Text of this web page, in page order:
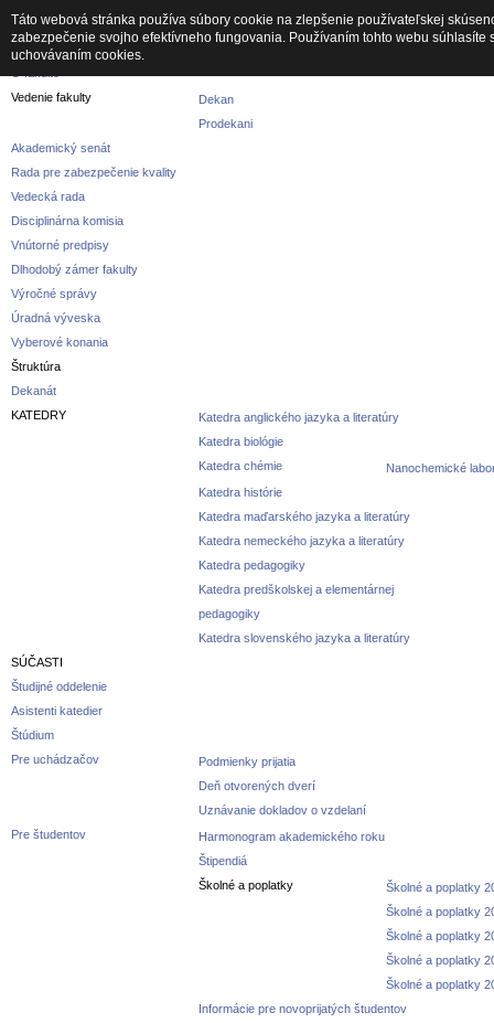
Fakulta
Vedenie fakulty
Dekan
Prodekani
Akademický senát
Rada pre zabezpečenie kvality
Vedecká rada
Disciplinárna komisia
Vnútorné predpisy
Dlhodobý zámer fakulty
Výročné správy
Úradná výveska
Vyberové konania
Štruktúra
Dekanát
KATEDRY
Katedra anglického jazyka a literatúry
Katedra biológie
Katedra chémie
Nanochemické
Katedra histórie
Katedra maďarského jazyka a literatúry
Katedra nemeckého jazyka a literatúry
Katedra pedagogiky
Katedra predškolskej a elementárnej
pedagogiky
Katedra slovenského jazyka a literatúry
SÚČASTI
Študijné oddelenie
Asistenti katedier
Štúdium
Pre uchádzačov
Podmienky prijatia
Deň otvorených dverí
Uznávanie dokladov o vzdelaní
Pre študentov
Harmonogram akademického roku
Štipendiá
Školné a poplatky
Školné a poplatky
Školné a poplatky
Školné a poplatky
Školné a poplatky
Školné a poplatky
Informácie pre novoprijatých študentov
Táto webová stránka používa súbory cookie na zlepšenie používateľskej
zabezpečenie svojho efektívneho fungovania. Používaním tohto webu súhlasíte
uchovávaním cookies.